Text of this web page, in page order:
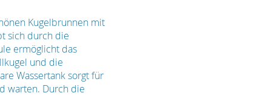
Kugelbrunnen mit
sich durch die
ermöglicht das
und die
Wassertank sorgt für
warten. Durch die